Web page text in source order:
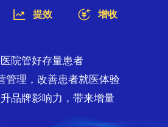
 提效  增收
院管好存量患者
管理，改善患者就医体验
品牌影响力，带来增量